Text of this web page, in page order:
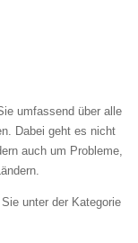
umfassend über alle
Dabei geht es nicht
auch um Probleme,
unter der Kategorie